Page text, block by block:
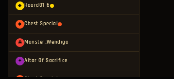
◆ Hoard01_6
◆ Chest Special
☠ Monster_Wendigo
✦ Altar Of Sacrifice